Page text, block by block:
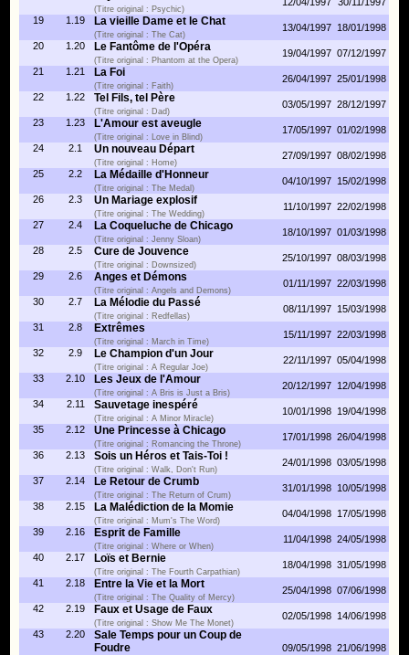
(Titre original : Psychic)
19
1.19 La vieille Dame et le Chat
(Titre original : The Cat)
13/04/1997 18/01/1998
20
1.20 Le Fantôme de l'Opéra
(Titre original : Phantom at the Opera)
19/04/1997 07/12/1997
21
1.21 La Foi
(Titre original : Faith)
26/04/1997 25/01/1998
22
1.22 Tel Fils, tel Père
(Titre original : Dad)
03/05/1997 28/12/1997
23
1.23 L'Amour est aveugle
(Titre original : Love in Blind)
17/05/1997 01/02/1998
24
2.1 Un nouveau Départ
(Titre original : Home)
27/09/1997 08/02/1998
25
2.2 La Médaille d'Honneur
(Titre original : The Medal)
04/10/1997 15/02/1998
26
2.3 Un Mariage explosif
(Titre original : The Wedding)
11/10/1997 22/02/1998
27
2.4 La Coqueluche de Chicago
(Titre original : Jenny Sloan)
18/10/1997 01/03/1998
28
2.5 Cure de Jouvence
(Titre original : Downsized)
25/10/1997 08/03/1998
29
2.6 Anges et Démons
(Titre original : Angels and Demons)
01/11/1997 22/03/1998
30
2.7 La Mélodie du Passé
(Titre original : Redfellas)
08/11/1997
15/03/1998
31
2.8 Extrêmes
(Titre original : March in Time)
15/11/1997 22/03/1998
32
2.9 Le Champion d'un Jour
(Titre original : A Regular Joe)
22/11/1997 05/04/1998
33
2.10 Les Jeux de l'Amour
(Titre original : A Bris is Just a Bris)
20/12/1997 12/04/1998
34
2.11 Sauvetage inespéré
(Titre original : A Minor Miracle)
10/01/1998 19/04/1998
35
2.12 Une Princesse à Chicago
(Titre original : Romancing the Throne)
17/01/1998 26/04/1998
36
2.13 Sois un Héros et Tais-Toi !
(Titre original : Walk, Don't Run)
24/01/1998 03/05/1998
37
2.14 Le Retour de Crumb
(Titre original : The Return of Crum)
31/01/1998 10/05/1998
38
2.15 La Malédiction de la Momie
(Titre original : Mum's The Word)
04/04/1998 17/05/1998
39
2.16 Esprit de Famille
(Titre original : Where or When)
11/04/1998 24/05/1998
40
2.17 Loïs et Bernie
(Titre original : The Fourth Carpathian)
18/04/1998 31/05/1998
41
2.18 Entre la Vie et la Mort
(Titre original : The Quality of Mercy)
25/04/1998 07/06/1998
42
2.19 Faux et Usage de Faux
(Titre original : Show Me The Monet)
02/05/1998 14/06/1998
43
2.20
Sale Temps pour un Coup de
Foudre
09/05/1998 21/06/1998